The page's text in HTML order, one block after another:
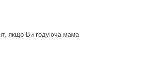
якщо Ви годуюча мама